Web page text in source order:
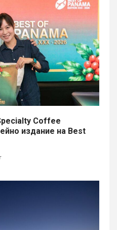
Coffee
издание на Best